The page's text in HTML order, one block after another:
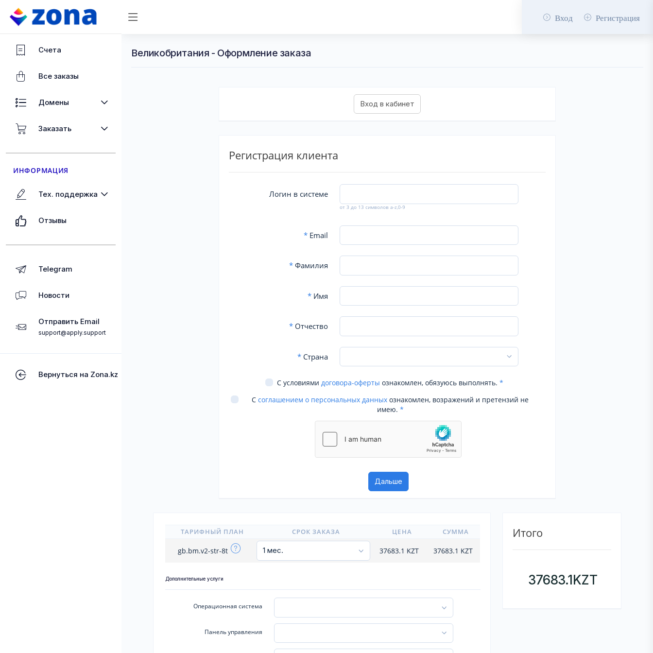
Вход Регистрация
Счета
Все заказы
Домены
Заказать
ИНФОРМАЦИЯ
Тех. поддержка
Отзывы
Telegram
Новости
Отправить Email
support@apply.support
Вернуться на Zona.kz
Великобритания - Оформление заказа
Регистрация клиента
Логин в системе
от 3 до 13 символов a-z,0-9
*Email
*Фамилия
*Имя
*Отчество
*Страна
С условиями договора-оферты ознакомлен, обязуюсь выполнять. *
С соглашением о персональных данных ознакомлен, возражений и претензий не
имею. *
ТАРИФНЫЙ ПЛАН СРОК ЗАКАЗА ЦЕНА СУММА
gb.bm.v2-str-8t 37683.1 KZT 37683.1 KZT
Дополнительные услуги
Операционная система
Панель управления
Итого
37683.1KZT